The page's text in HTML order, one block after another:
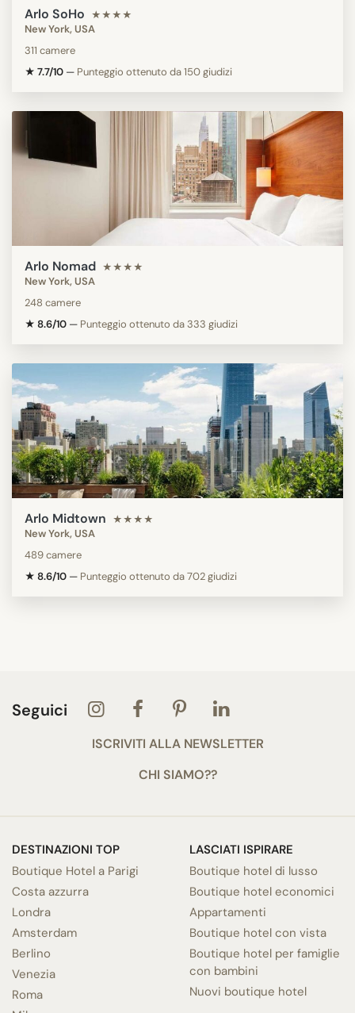
Arlo SoHo ★★★★
New York, USA
311 camere
★ 7.7/10 — Punteggio ottenuto da 150 giudizi
Arlo Nomad ★★★★
New York, USA
248 camere
★ 8.6/10 — Punteggio ottenuto da 333 giudizi
Arlo Midtown ★★★★
New York, USA
489 camere
★ 8.6/10 — Punteggio ottenuto da 702 giudizi
Seguici
ISCRIVITI ALLA NEWSLETTER
CHI SIAMO??
DESTINAZIONI TOP
Boutique Hotel a Parigi
Costa azzurra
Londra
Amsterdam
Berlino
Venezia
Roma
LASCIATI ISPIRARE
Boutique hotel di lusso
Boutique hotel economici
Appartamenti
Boutique hotel con vista
Boutique hotel per famiglie
con bambini
Nuovi boutique hotel